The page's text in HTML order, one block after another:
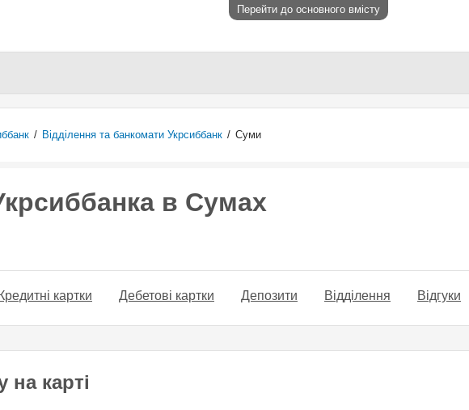
Перейти до основного вмісту
/ Відділення та банкомати Укрсиббанк / Суми
в Сумах
Кредитні картки Дебетові картки Депозити Відділення Відгуки
на карті